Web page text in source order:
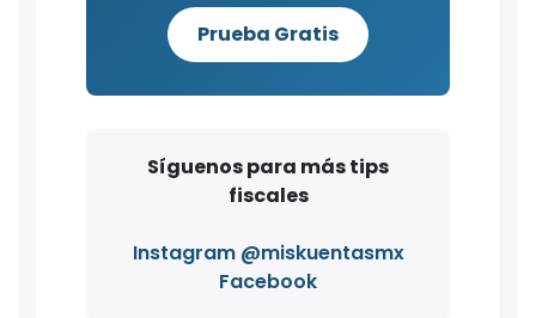
Prueba Gratis
Síguenos para más tips
fiscales
Instagram @miskuentasmx
Facebook